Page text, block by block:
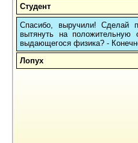
Студент
Спасибо, выручили! Сделай
вытянуть на
выдающегося физика? -
Лопух